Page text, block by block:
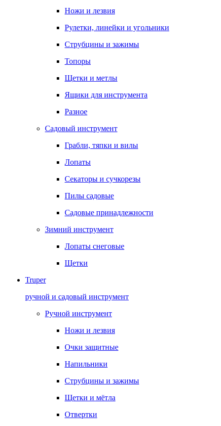
Ножи и лезвия
Рулетки, линейки и угольники
Струбцины и зажимы
Топоры
Щетки и метлы
Ящики для инструмента
Разное
Садовый инструмент
Грабли, тяпки и вилы
Лопаты
Секаторы и сучкорезы
Пилы садовые
Садовые принадлежности
Зимний инструмент
Лопаты снеговые
Щетки
Truper
ручной и садовый инструмент
Ручной инструмент
Ножи и лезвия
Очки защитные
Напильники
Струбцины и зажимы
Щетки и мётла
Отвертки